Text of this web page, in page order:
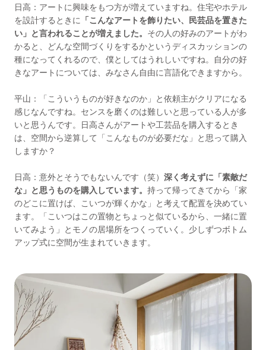
日高：アートに興味をもつ方が増えていますね。住宅やホテル
を設計するときに 「こんなアートを飾りたい、民芸品を置きた
い」と言われることが増えました。 その人の好みのアートがわ
かると、どんな空間づくりをするかというディスカッションの
種になってくれるので、僕としてはうれしいですね。自分の好
きなアートについては、みなさん自由に言語化できますから。
平山：「こういうものが好きなのか」と依頼主がクリアになる
感じなんですね。センスを磨くのは難しいと思っている人が多
いと思うんです。日高さんがアートや工芸品を購入するとき
は、空間から逆算して「こんなものが必要だな」と思って購入
しますか？
日高：意外とそうでもないんです（笑） 深く考えずに「素敵だ
な」と思うものを購入しています。 持って帰ってきてから「家
のどこに置けば、こいつが輝くかな」と考えて配置を決めてい
ます。「こいつはこの置物とちょっと似ているから、一緒に置
いてみよう」とモノの居場所をつくっていく。少しずつボトム
アップ式に空間が生まれていきます。